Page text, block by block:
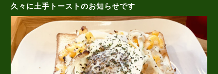
久々に土手トーストのお知らせです